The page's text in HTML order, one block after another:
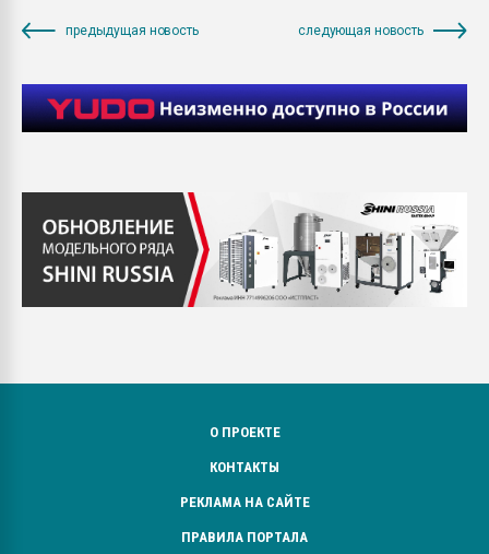
предыдущая новость следующая новость
О ПРОЕКТЕ
КОНТАКТЫ
РЕКЛАМА НА САЙТЕ
ПРАВИЛА ПОРТАЛА